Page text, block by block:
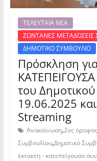
ΤΕΛΕΥΤΑΙΑ ΝΕΑ
ΖΩΝΤΑΝΕΣ
ΔΗΜΟΤΙΚΟ ΣΥΜΒΟΥΛΙΟ
Πρόσκληση
του
19.06.2025
Streaming
Ανακοίνωση,2ος όροφος
Συμβουλίου,Δημοτικό
έκτακτη - κατεπείγουσα